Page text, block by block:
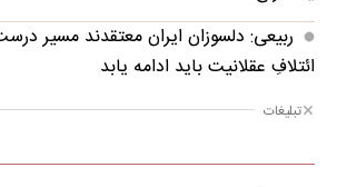
ربیعی: دلسوزان ایران معتقدند مسیر
ائتلافِ عقلانیت باید ادامه یابد
تبلیغات